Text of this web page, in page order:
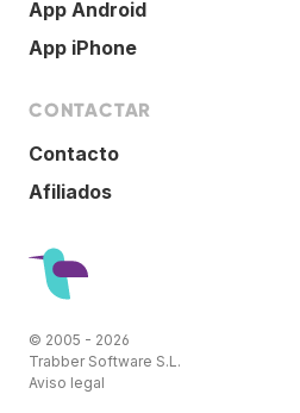
App Android
App iPhone
CONTACTAR
Contacto
Afiliados
© 2005 - 2026
Trabber Software S.L.
Aviso legal